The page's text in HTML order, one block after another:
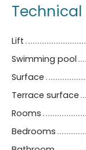
Lift
Swimming pool
Surface
Terrace surface
Rooms
Bedrooms